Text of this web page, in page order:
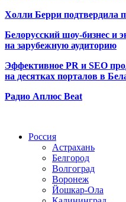
Холли Берри подтвердила
Белорусский шоу-бизнес и
на зарубежную аудиторию
Эффективное PR и SEO
на десятках порталов в
Радио Аплюс Beat
Россия
Астрахань
Белгород
Волгоград
Воронеж
Йошкар-Ола